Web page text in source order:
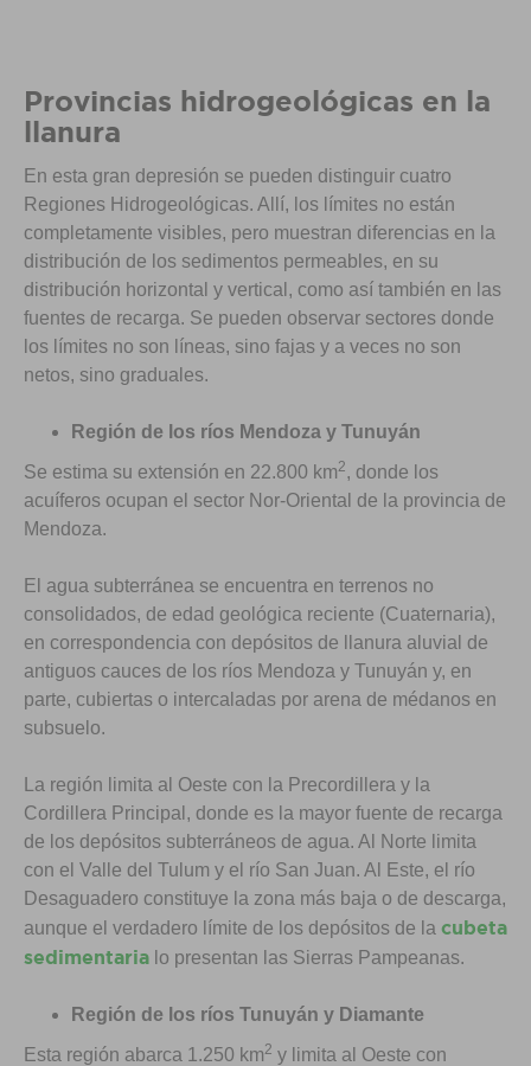
Provincias hidrogeológicas en la
llanura
En esta gran depresión se pueden distinguir cuatro
Regiones Hidrogeológicas. Allí, los límites no están
completamente visibles, pero muestran diferencias en la
distribución de los sedimentos permeables, en su
distribución horizontal y vertical, como así también en las
fuentes de recarga. Se pueden observar sectores donde
los límites no son líneas, sino fajas y a veces no son
netos, sino graduales.
Región de los ríos Mendoza y Tunuyán
Se estima su extensión en 22.800 km2, donde los
acuíferos ocupan el sector Nor-Oriental de la provincia de
Mendoza.
El agua subterránea se encuentra en terrenos no
consolidados, de edad geológica reciente (Cuaternaria),
en correspondencia con depósitos de llanura aluvial de
antiguos cauces de los ríos Mendoza y Tunuyán y, en
parte, cubiertas o intercaladas por arena de médanos en
subsuelo.
La región limita al Oeste con la Precordillera y la
Cordillera Principal, donde es la mayor fuente de recarga
de los depósitos subterráneos de agua. Al Norte limita
con el Valle del Tulum y el río San Juan. Al Este, el río
Desaguadero constituye la zona más baja o de descarga,
aunque el verdadero límite de los depósitos de la cubeta
sedimentaria lo presentan las Sierras Pampeanas.
Región de los ríos Tunuyán y Diamante
Esta región abarca 1.250 km2 y limita al Oeste con